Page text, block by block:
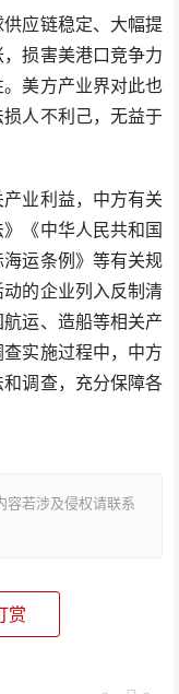
应链稳定、大幅提
损害美港口竞争力
美方产业界对此也
人不利己，无益于
业利益，中方有关
《中华人民共和国
运条例》等有关规
的企业列入反制清
运、造船等相关产
实施过程中，中方
调查，充分保障各
容若涉及侵权请联系
赏